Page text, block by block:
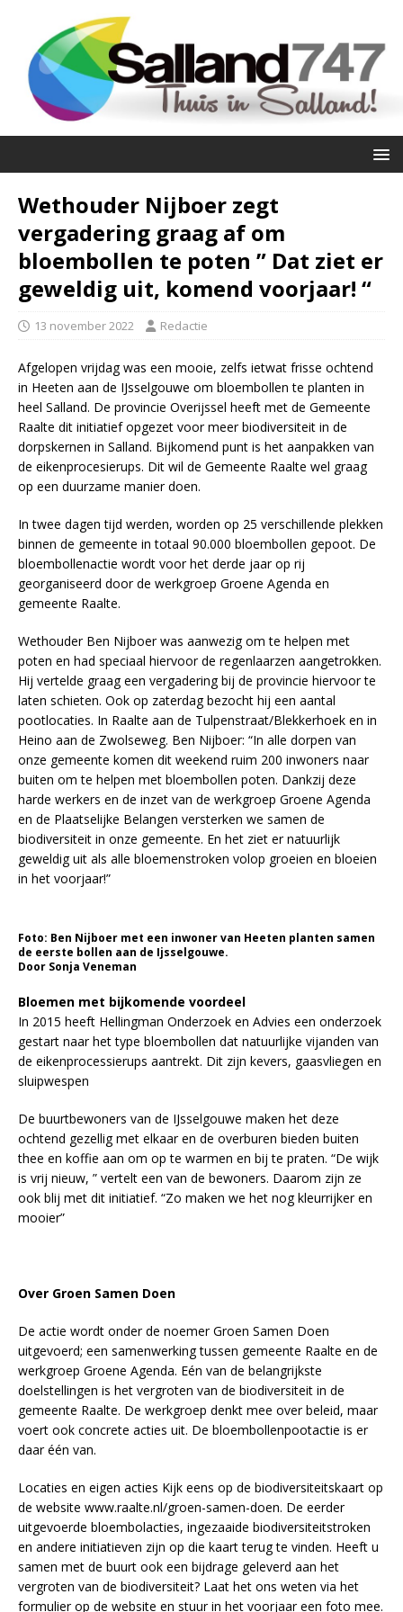
Wethouder Nijboer zegt
vergadering graag af om
bloembollen te poten ” Dat ziet er
geweldig uit, komend voorjaar! “
13 november 2022 Redactie
Afgelopen vrijdag was een mooie, zelfs ietwat frisse ochtend
in Heeten aan de IJsselgouwe om bloembollen te planten in
heel Salland. De provincie Overijssel heeft met de Gemeente
Raalte dit initiatief opgezet voor meer biodiversiteit in de
dorpskernen in Salland. Bijkomend punt is het aanpakken van
de eikenprocesierups. Dit wil de Gemeente Raalte wel graag
op een duurzame manier doen.
In twee dagen tijd werden, worden op 25 verschillende plekken
binnen de gemeente in totaal 90.000 bloembollen gepoot. De
bloembollenactie wordt voor het derde jaar op rij
georganiseerd door de werkgroep Groene Agenda en
gemeente Raalte.
Wethouder Ben Nijboer was aanwezig om te helpen met
poten en had speciaal hiervoor de regenlaarzen aangetrokken.
Hij vertelde graag een vergadering bij de provincie hiervoor te
laten schieten. Ook op zaterdag bezocht hij een aantal
pootlocaties. In Raalte aan de Tulpenstraat/Blekkerhoek en in
Heino aan de Zwolseweg. Ben Nijboer: “In alle dorpen van
onze gemeente komen dit weekend ruim 200 inwoners naar
buiten om te helpen met bloembollen poten. Dankzij deze
harde werkers en de inzet van de werkgroep Groene Agenda
en de Plaatselijke Belangen versterken we samen de
biodiversiteit in onze gemeente. En het ziet er natuurlijk
geweldig uit als alle bloemenstroken volop groeien en bloeien
in het voorjaar!”
Foto: Ben Nijboer met een inwoner van Heeten planten samen
de eerste bollen aan de Ijsselgouwe.
Door Sonja Veneman
Bloemen met bijkomende voordeel
In 2015 heeft Hellingman Onderzoek en Advies een onderzoek
gestart naar het type bloembollen dat natuurlijke vijanden van
de eikenprocessierups aantrekt. Dit zijn kevers, gaasvliegen en
sluipwespen
De buurtbewoners van de IJsselgouwe maken het deze
ochtend gezellig met elkaar en de overburen bieden buiten
thee en koffie aan om op te warmen en bij te praten. “De wijk
is vrij nieuw, ” vertelt een van de bewoners. Daarom zijn ze
ook blij met dit initiatief. “Zo maken we het nog kleurrijker en
mooier”
Over Groen Samen Doen
De actie wordt onder de noemer Groen Samen Doen
uitgevoerd; een samenwerking tussen gemeente Raalte en de
werkgroep Groene Agenda. Eén van de belangrijkste
doelstellingen is het vergroten van de biodiversiteit in de
gemeente Raalte. De werkgroep denkt mee over beleid, maar
voert ook concrete acties uit. De bloembollenpootactie is er
daar één van.
Locaties en eigen acties Kijk eens op de biodiversiteitskaart op
de website www.raalte.nl/groen-samen-doen. De eerder
uitgevoerde bloembolacties, ingezaaide biodiversiteitstroken
en andere initiatieven zijn op die kaart terug te vinden. Heeft u
samen met de buurt ook een bijdrage geleverd aan het
vergroten van de biodiversiteit? Laat het ons weten via het
formulier op de website en stuur in het voorjaar een foto mee.